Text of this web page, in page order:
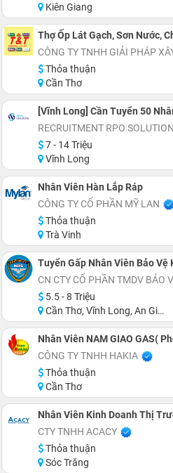
Kiên Giang
Thợ Ốp Lát Gạch, Sơn Nước,
CÔNG TY TNHH GIẢI PHÁP
Thỏa thuận
Cần Thơ
RECRUITMENT RPO
7 - 14 Triệu
Vĩnh Long
Nhân Viên Hàn Lắp Ráp
CÔNG TY CỔ PHẦN MỸ LAN
Thỏa thuận
Trà Vinh
Tuyển Gấp Nhân Viên Bảo Vệ
5.5 - 8 Triệu
Cần Thơ, Vĩnh Long, An Giang, Hậu Giang
Nhân Viên NAM GIAO GAS(
CÔNG TY TNHH HAKIA
Thỏa thuận
Cần Thơ
Nhân Viên Kinh Doanh Thị
CTY TNHH ACACY
Thỏa thuận
Sóc Trăng